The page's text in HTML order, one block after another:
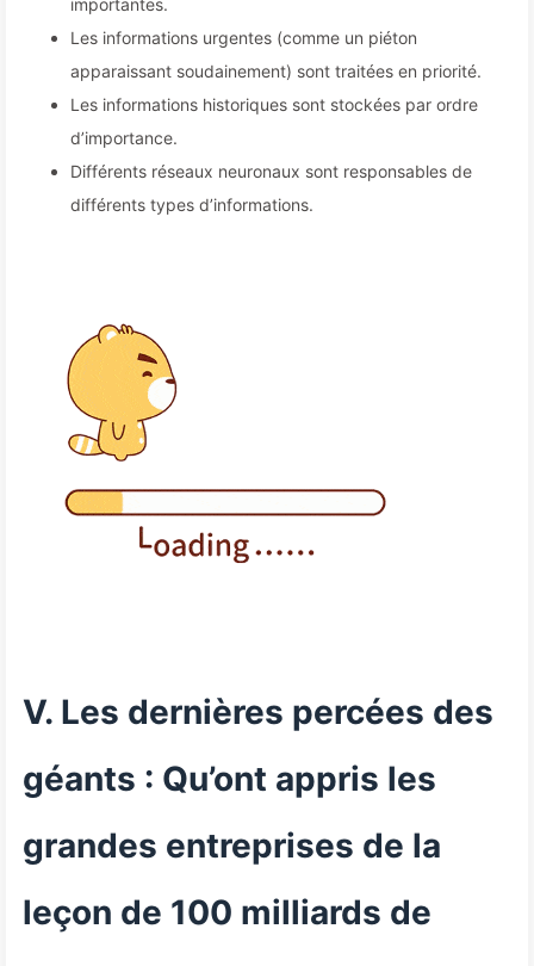
importantes.
Les informations urgentes (comme un piéton
apparaissant soudainement) sont traitées en priorité.
Les informations historiques sont stockées par ordre
d’importance.
Différents réseaux neuronaux sont responsables de
différents types d’informations.
V. Les dernières percées des
géants : Qu’ont appris les
grandes entreprises de la
leçon de 100 milliards de